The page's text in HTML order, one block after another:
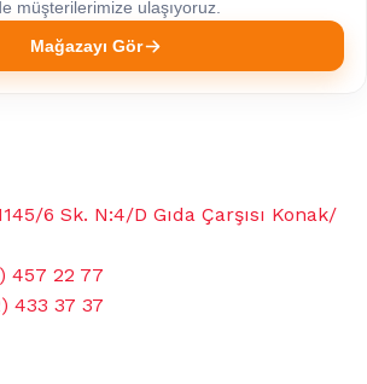
müşterilerimize ulaşıyoruz.
Mağazayı Gör
6 Sk. N:4/D Gıda Çarşısı Konak/
457 22 77
433 37 37